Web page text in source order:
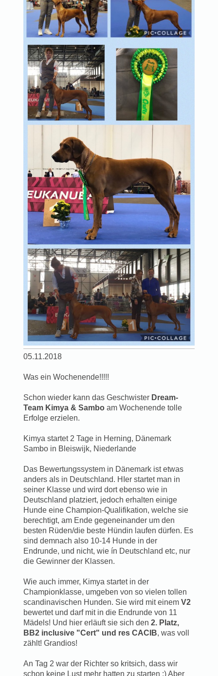
05.11.2018
Was ein Wochenende!!!!!
Schon wieder kann das Geschwister Dream-
Team Kimya & Sambo am Wochenende tolle
Erfolge erzielen.
Kimya startet 2 Tage in Herning, Dänemark
Sambo in Bleiswijk, Niederlande
Das Bewertungssystem in Dänemark ist etwas
anders als in Deutschland. HIer startet man in
seiner Klasse und wird dort ebenso wie in
Deutschland platziert, jedoch erhalten einige
Hunde eine Champion-Qualifikation, welche sie
berechtigt, am Ende gegeneinander um den
besten Rüden/die beste Hündin laufen dürfen. Es
sind demnach also 10-14 Hunde in der
Endrunde, und nicht, wie ín Deutschland etc, nur
die Gewinner der Klassen.
Wie auch immer, Kimya startet in der
Championklasse, umgeben von so vielen tollen
scandinavischen Hunden. Sie wird mit einem V2
bewertet und darf mit in die Endrunde von 11
Mädels! Und hier erläuft sie sich den 2. Platz,
BB2 inclusive "Cert" und res CACIB, was voll
zählt! Grandios!
An Tag 2 war der Richter so kritsich, dass wir
schon keine Lust mehr hatten zu starten ;) Aber